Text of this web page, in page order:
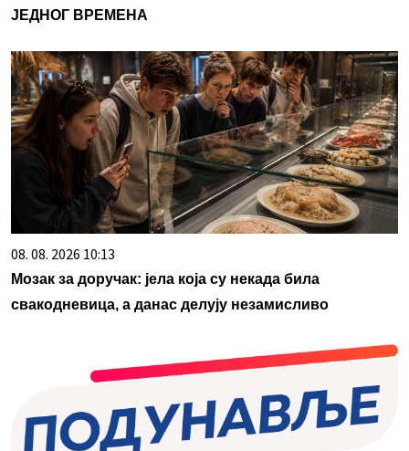
ЈЕДНОГ ВРЕМЕНА
08. 08. 2026 10:13
Мозак за доручак: јела која су некада била
свакодневица, а данас делују незамисливо